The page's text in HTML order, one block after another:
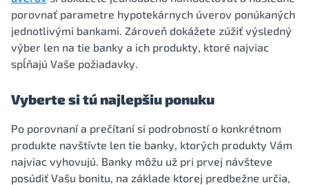
porovnať parametre hypotekárnych úverov ponúkaných
jednotlivými bankami. Zároveň dokážete zúžiť výsledný
výber len na tie banky a ich produkty, ktoré najviac
spĺňajú Vaše požiadavky.
Vyberte si tú najlepšiu ponuku
Po porovnaní a prečítaní si podrobností o konkrétnom
produkte navštívte len tie banky, ktorých produkty Vám
najviac vyhovujú. Banky môžu už pri prvej návšteve
posúdiť Vašu bonitu, na základe ktorej predbežne určia,